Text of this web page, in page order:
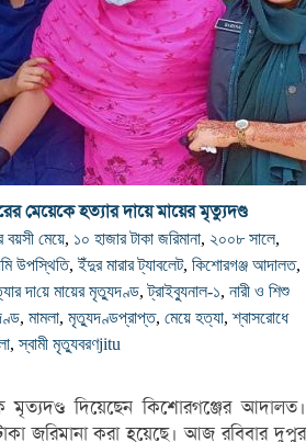
মেয়েকে হত্যার দা‌য়ে মায়ের মৃত্যুদণ্ড
মেয়ে, ১০ হাজার টাকা জরিমানা, ২০০৮ সালে,
উপস্থিতি,ইঁদুর মারার ট্যাবলেট, কিশোরগঞ্জ আদালত,
দা‌য়ে মায়ের মৃত্যুদণ্ড,ট্রাইব্যুনাল-১, নারী ও শিশু
, মামলা, মৃত্যুদণ্ডপ্রাপ্ত, মেয়ে হত্যা,শ্বাসরোধে
,স্বামী মৃত্যুবরণjitu
মৃত্যদণ্ড দিয়েছেন কিশোরগঞ্জের আদালত।
জরিমানা করা হয়েছে। আজ রবিবার দুপুর